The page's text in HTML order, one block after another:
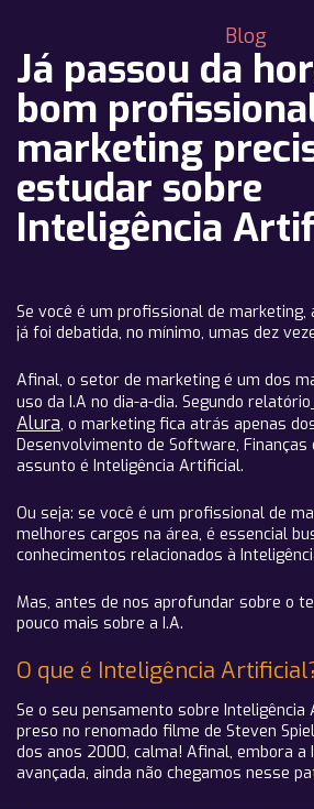
Blog
Já passou da
bom
marketing
estudar sobre
Inteligência
Se você é um profissional de
já foi debatida, no mínimo, umas dez
Afinal, o setor de marketing é um dos
uso da I.A no dia-a-dia. Segundo relatório
Alura, o marketing fica atrás apenas
Desenvolvimento de Software, Finanças
assunto é Inteligência Artificial.
Ou seja: se você é um profissional de
melhores cargos na área, é essencial
conhecimentos relacionados à
Mas, antes de nos aprofundar sobre o
pouco mais sobre a I.A.
O que é Inteligência
Se o seu pensamento sobre
preso no renomado filme de Steven
dos anos 2000, calma! Afinal, embora a
avançada, ainda não chegamos nesse